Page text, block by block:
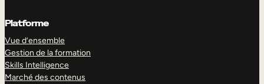
Platforme
Vue d’ensemble
Gestion de la formation
Skills Intelligence
Marché des contenus